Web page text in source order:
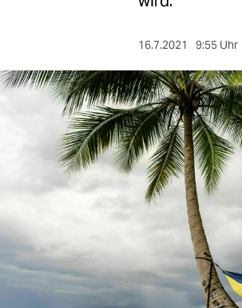
verlag
veranstaltungen
fragen & hilfe
unterstützen
abo
genossenschaft
16.7.2021 9:55 Uhr